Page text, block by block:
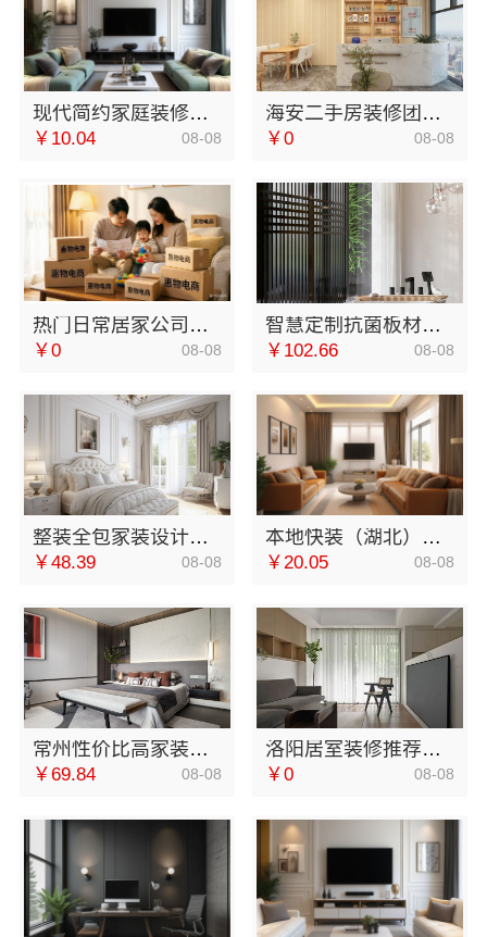
现代简约家庭装修免费设计整体落地-福建尚艺空间新材料科技有限公司
￥10.04 08-08
海安二手房装修团队，南通宏域全宅装饰建材有限公司施工
￥0 08-08
热门日常居家公司价格，湖北省惠物电子商务有限公司一站购齐
￥0 08-08
智慧定制抗菌板材，邯郸至臻全宅新材料有限公司绿色耐用
￥102.66 08-08
整装全包家装设计厨卫改造-宁波雅美和居建材科技
￥48.39 08-08
本地快装（湖北）科技有限公司：本地快捷住宅装修毛坯房
￥20.05 08-08
常州性价比高家装价格清单-常州宜居佳装饰工程有限公司
￥69.84 08-08
洛阳居室装修推荐，河南璟臻环保建材有限公司省心
￥0 08-08